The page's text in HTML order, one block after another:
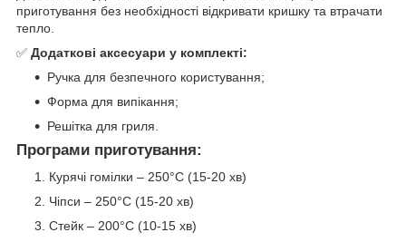
приготування без необхідності відкривати кришку та втрачати
тепло.
✅ Додаткові аксесуари у комплекті:
Ручка для безпечного користування;
Форма для випікання;
Решітка для гриля.
Програми приготування:
Курячі гомілки – 250°C (15-20 хв)
Чіпси – 250°C (15-20 хв)
Стейк – 200°C (10-15 хв)